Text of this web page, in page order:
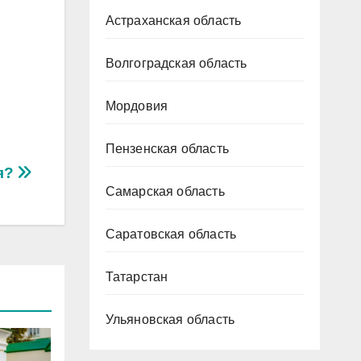
Астраханская область
Волгоградская область
Мордовия
Пензенская область
Самарская область
Саратовская область
Татарстан
Ульяновская область